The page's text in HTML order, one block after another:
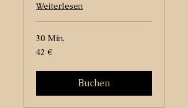
Weiterlesen
30 Min.
42
Euro
42 €
Buchen